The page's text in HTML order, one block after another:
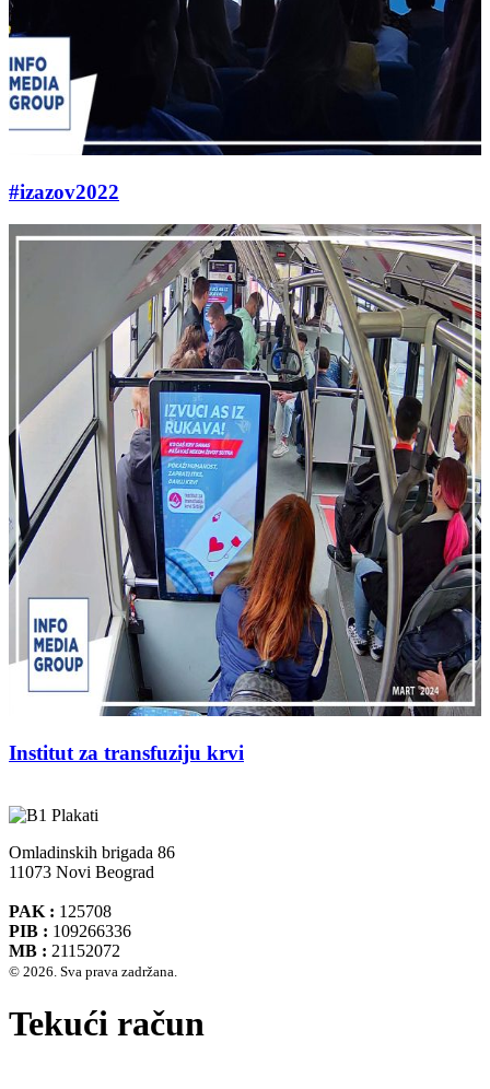
#izazov2022
Institut za transfuziju krvi
Omladinskih brigada 86
11073 Novi Beograd
PAK : 125708
PIB : 109266336
MB : 21152072
© 2026. Sva prava zadržana.
Tekući račun